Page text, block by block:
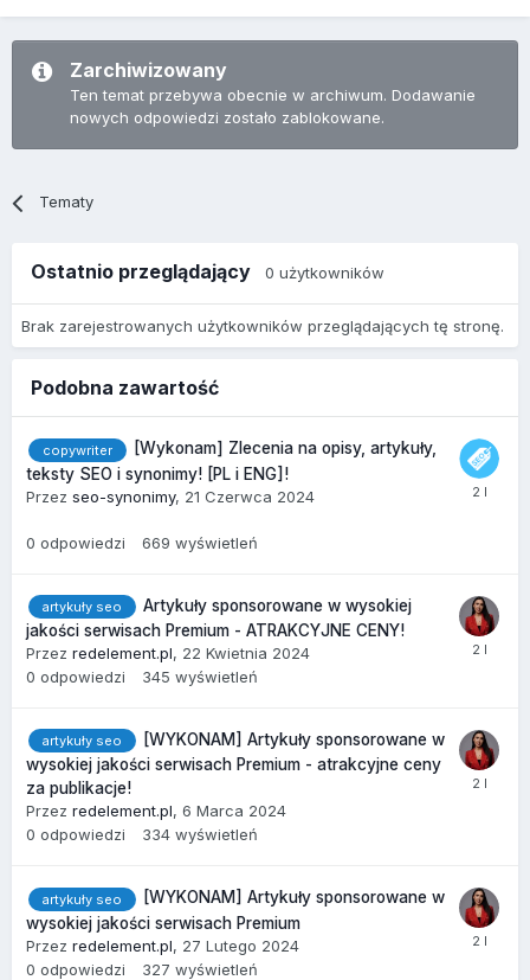
Zarchiwizowany
Ten temat przebywa obecnie w archiwum. Dodawanie
nowych odpowiedzi zostało zablokowane.
Tematy
Ostatnio przeglądający 0 użytkowników
Brak zarejestrowanych użytkowników przeglądających tę stronę.
Podobna zawartość
copywriter
[Wykonam] Zlecenia na opisy, artykuły,
teksty SEO i synonimy! [PL i ENG]!
Przez seo-synonimy, 21 Czerwca 2024
0 odpowiedzi 669 wyświetleń
artykuły seo
Artykuły sponsorowane w wysokiej
jakości serwisach Premium - ATRAKCYJNE CENY!
Przez redelement.pl, 22 Kwietnia 2024
0 odpowiedzi 345 wyświetleń
artykuły seo
[WYKONAM] Artykuły sponsorowane w
wysokiej jakości serwisach Premium - atrakcyjne ceny
za publikacje!
Przez redelement.pl, 6 Marca 2024
0 odpowiedzi 334 wyświetleń
artykuły seo
[WYKONAM] Artykuły sponsorowane w
wysokiej jakości serwisach Premium
Przez redelement.pl, 27 Lutego 2024
0 odpowiedzi 327 wyświetleń